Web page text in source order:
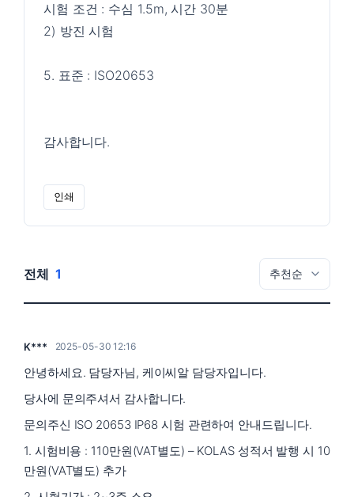
시험 조건 : 수심 1.5m, 시간 30분
2) 방진 시험
5. 표준 : ISO20653
감사합니다.
인쇄
전체 1
K*** 2025-05-30 12:16
안녕하세요. 담당자님, 케이씨알 담당자입니다.
당사에 문의주셔서 감사합니다.
문의주신 ISO 20653 IP68 시험 관련하여 안내드립니다.
1. 시험비용 : 110만원(VAT별도) – KOLAS 성적서 발행 시 10
만원(VAT별도) 추가